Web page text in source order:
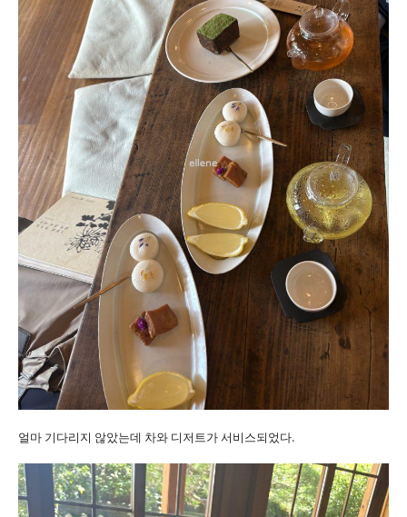
얼마 기다리지 않았는데 차와 디저트가 서비스되었다.